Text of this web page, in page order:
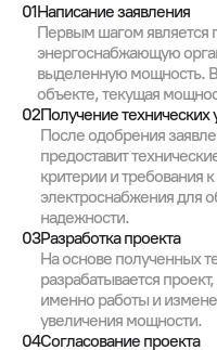
01Написание заявления
Первым шагом является
энергоснабжающую
выделенную мощность.
объекте, текущая
02Получение технических
После одобрения
предоставит
критерии и требования
электроснабжения для
надежности.
03Разработка проекта
На основе полученных
разрабатывается
именно работы и
увеличения мощности.
04Согласование проекта